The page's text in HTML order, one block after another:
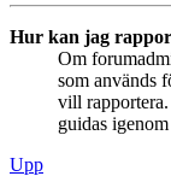
Hur kan jag
Om
som används
vill
guidas
Upp